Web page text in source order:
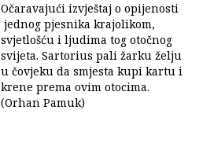
Očaravajući izvještaj o opijenosti
jednog pjesnika krajolikom,
svjetlošću i ljudima tog otočnog
svijeta. Sartorius pali žarku želju
u čovjeku da smjesta kupi kartu i
krene prema ovim otocima.
(Orhan Pamuk)